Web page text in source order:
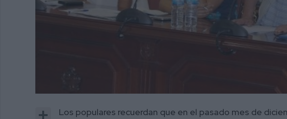
Share
Los populares recuerdan que en el pasado mes de